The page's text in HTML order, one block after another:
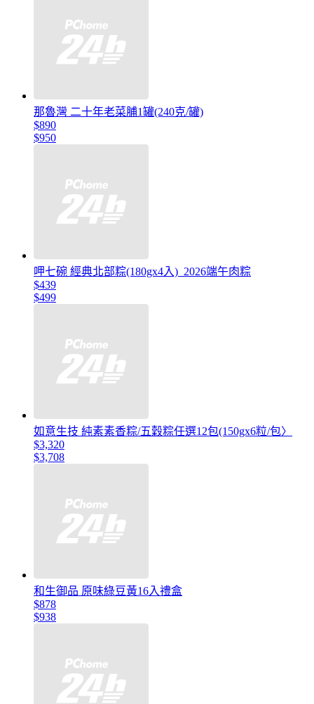
那魯灣 二十年老菜脯1罐(240克/罐)
$890
$950
呷七碗 經典北部粽(180gx4入)_2026端午肉粽
$439
$499
如意生技 純素素香粽/五穀粽任選12包(150gx6粒/包〉
$3,320
$3,708
和生御品 原味綠豆黃16入禮盒
$878
$938